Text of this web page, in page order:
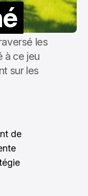
les
à ce jeu
sur les
de